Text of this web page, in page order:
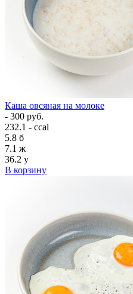
Каша овсяная на молоке
- 300 руб.
232.1 - ccal
5.8 б
7.1 ж
36.2 у
В корзину